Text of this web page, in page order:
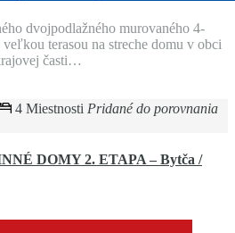
dvojpodlažného murovaného 4-
terasou na streche domu v obci
časti…
4 Miestnosti Pridané do porovnania
DOMY 2. ETAPA – Bytča /